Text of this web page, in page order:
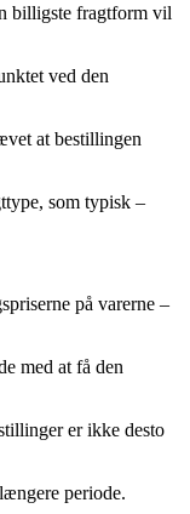
billigste fragtform vil
ved den
at bestillingen
som typisk –
på varerne –
med at få den
er ikke desto
periode.